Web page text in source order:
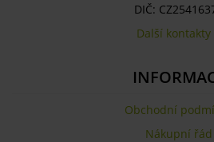
DIČ:
Další kontakty
Obchodní
Nákupní řád